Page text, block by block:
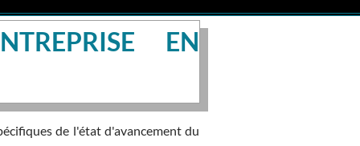
EN
de l'état d'avancement du